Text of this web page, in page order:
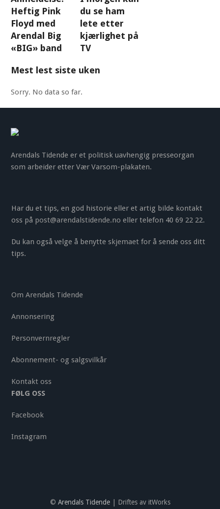
Heftig Pink
Floyd med
Arendal Big
«BIG» band
du se ham
lete etter
kjærlighet på
TV
Mest lest siste uken
Sorry. No data so far.
Arendals Tidende er et politisk uavhengig presseorgan
som arbeider etter Vær Varsom-plakaten.
Har du et tips, en god historie eller et artig bilde kontakt
oss på post@arendalstidende.no eller telefon 40 69 22 22.
Du kan også velge å benytte skjemaet for å sende oss ditt
tips.
Om Arendals Tidende
Annonsering
Personvernregler
Abonnement- og salgsvilkår
Kontakt oss
FØLG OSS
Facebook
Instagram
© Arendals Tidende| Driftes av itWorks